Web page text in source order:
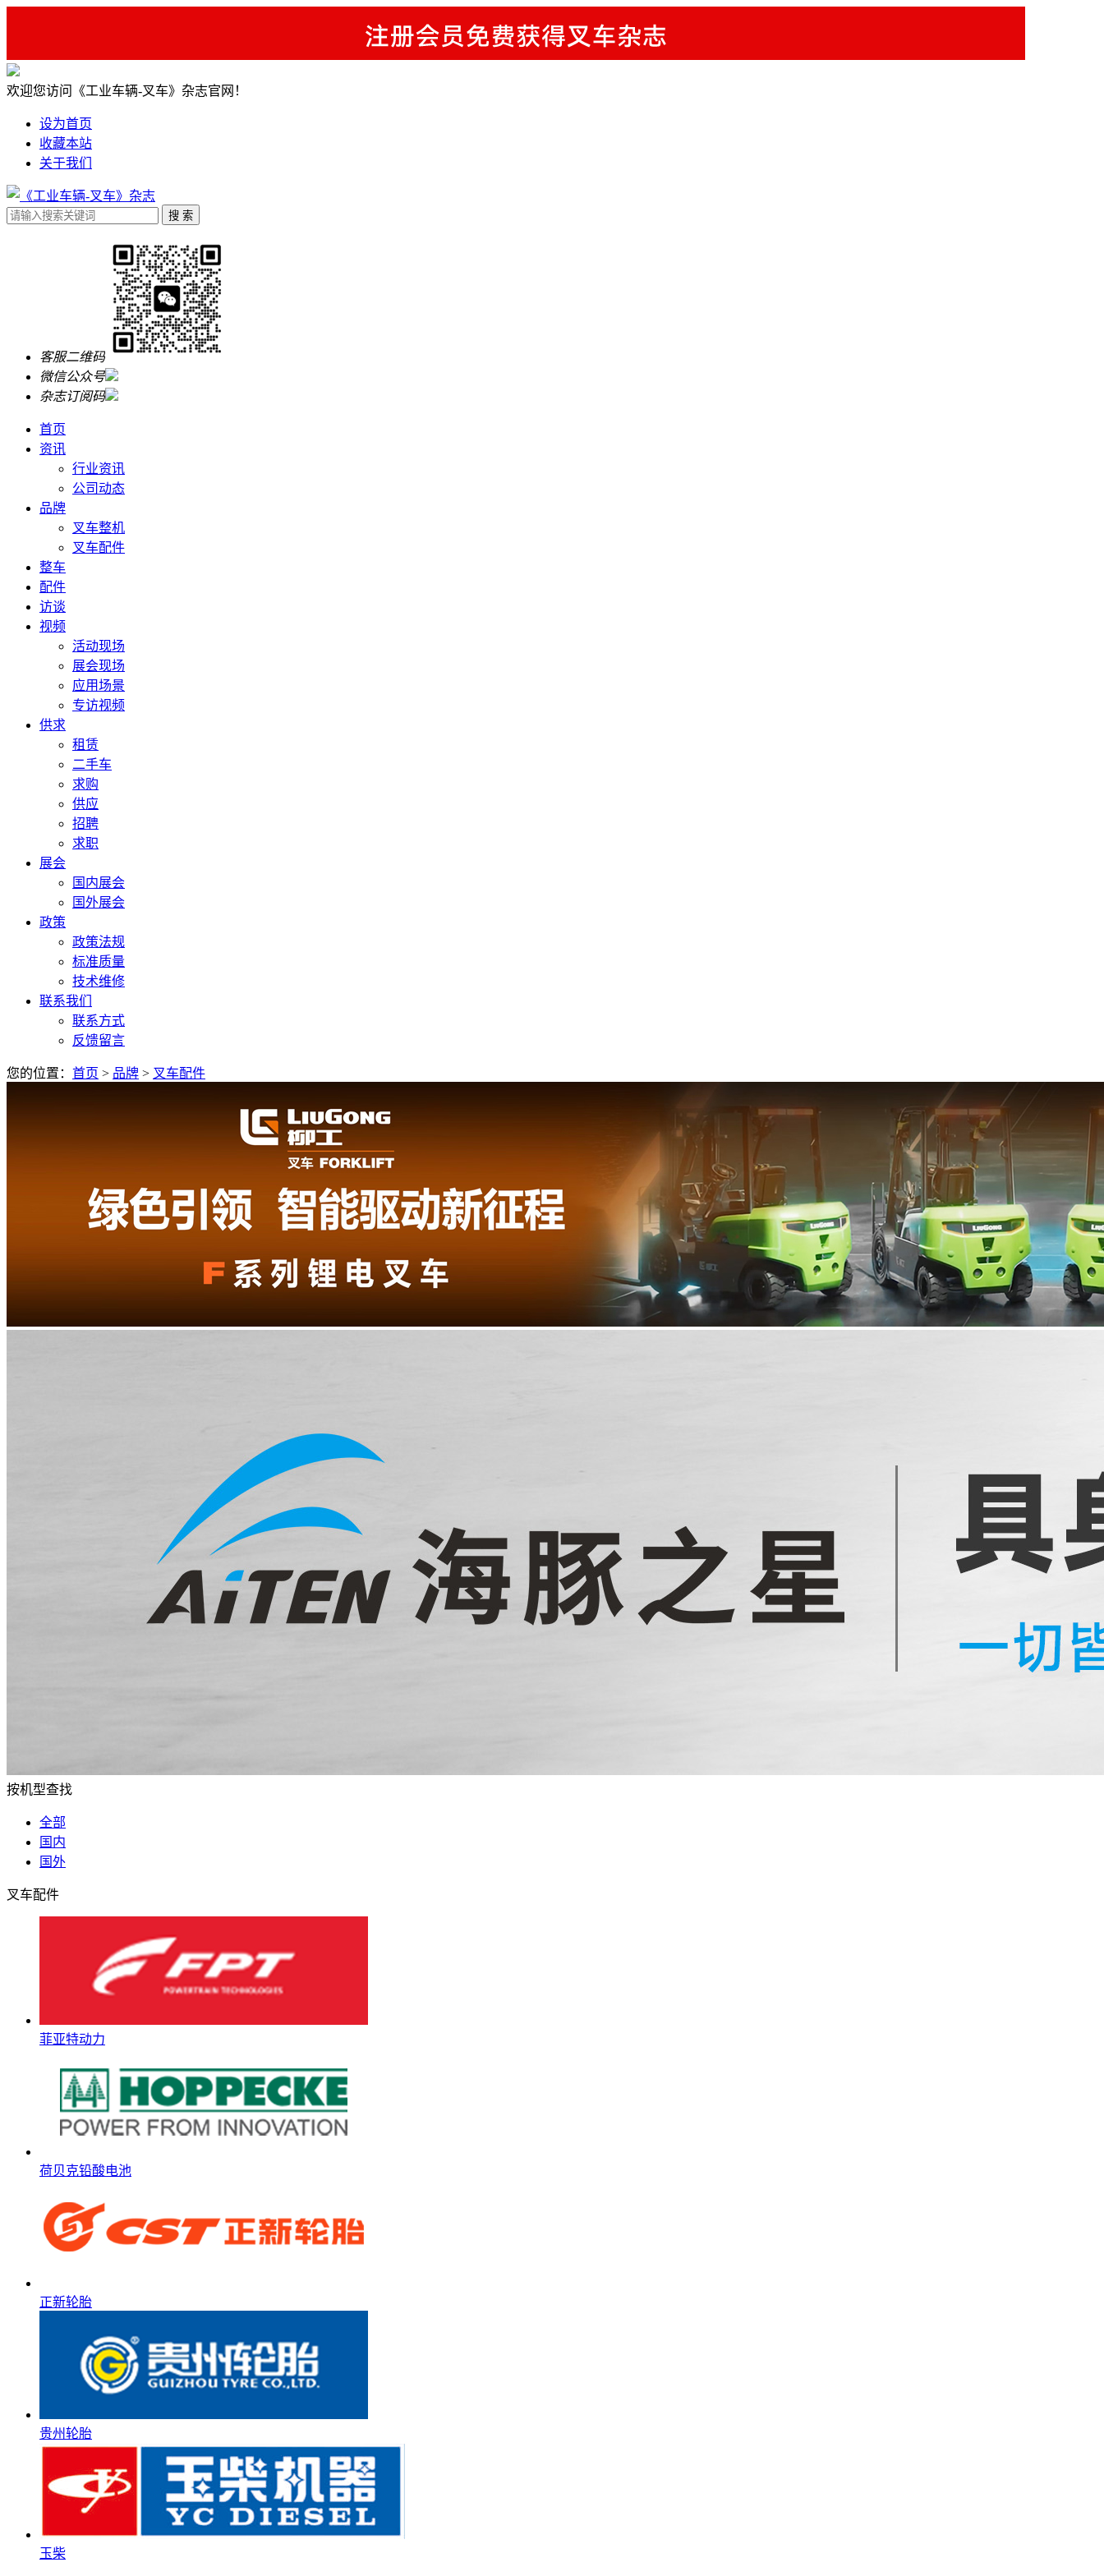
欢迎您访问《工业车辆-叉车》杂志官网！
设为首页
收藏本站
关于我们
客服二维码
微信公众号
杂志订阅码
首页
资讯
行业资讯
公司动态
品牌
叉车整机
叉车配件
整车
配件
访谈
视频
活动现场
展会现场
应用场景
专访视频
供求
租赁
二手车
求购
供应
招聘
求职
展会
国内展会
国外展会
政策
政策法规
标准质量
技术维修
联系我们
联系方式
反馈留言
您的位置： 首页 > 品牌 > 叉车配件
按机型查找
全部
国内
国外
叉车配件
菲亚特动力
荷贝克铅酸电池
正新轮胎
贵州轮胎
玉柴